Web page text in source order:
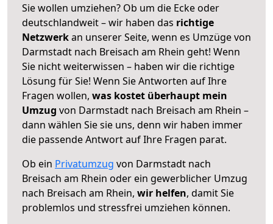
Sie wollen umziehen? Ob um die Ecke oder
deutschlandweit – wir haben das richtige
Netzwerkan unserer Seite, wenn es Umzüge von
Darmstadt nach Breisach am Rhein geht! Wenn
Sie nicht weiterwissen – haben wir die richtige
Lösung für Sie! Wenn Sie Antworten auf Ihre
Fragen wollen, was kostet überhaupt mein
Umzug von Darmstadt nach Breisach am Rhein –
dann wählen Sie sie uns, denn wir haben immer
die passende Antwort auf Ihre Fragen parat.
Ob ein Privatumzug von Darmstadt nach
Breisach am Rhein oder ein gewerblicher Umzug
nach Breisach am Rhein, wir helfen, damit Sie
problemlos und stressfrei umziehen können.